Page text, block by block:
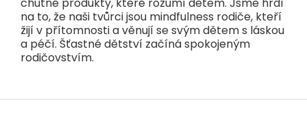
na to, že naši tvůrci jsou mindfulness rodiče, kteří
žijí v přítomnosti a věnují se svým dětem s láskou
a péčí. Šťastné dětství začíná spokojeným
rodičovstvím.